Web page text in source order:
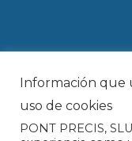
Información que
uso de cookies
PONT PRECIS,